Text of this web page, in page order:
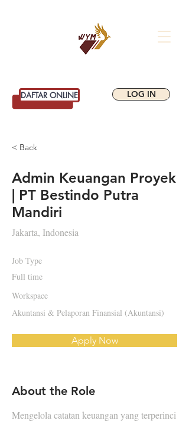
LOG IN
DAFTAR ONLINE
< Back
Admin Keuangan Proyek
| PT Bestindo Putra
Mandiri
Jakarta, Indonesia
Job Type
Full time
Workspace
Akuntansi & Pelaporan Finansial (Akuntansi)
Apply Now
About the Role
Mengelola catatan keuangan yang terperinci